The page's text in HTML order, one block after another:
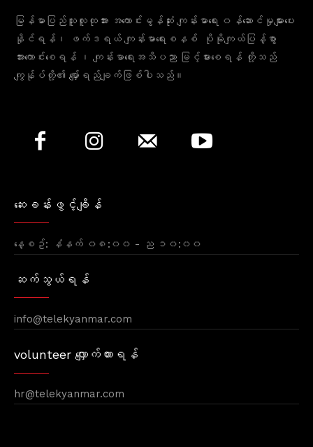
မြန်မာပြည်သူလူထုအား အကောင်းမွန်ဆုံး ကျန်းမာရေး ၀န်ဆောင်မှုများပေး
နိုင်ရန်၊ ဖက်ဒရယ် ကျန်းမာရေးစနစ် ပိုမိုကျယ်ပြန့်စွာ
အားကောင်းစေရန် ၊ ကျန်းမာရေးအသိပညာ မြင့်မားစေရန် တို့သည်
ကျွန်ုပ်တို့၏ မျှော်ရည်ချက်ဖြစ်ပါသည်။
ဆေးခန်းဖွင့်ချိန်
နေ့စဥ်: နံနက် ၀၈:၀၀ - ည ၁၀:၀၀
ဆက်သွယ်ရန်
info@telekyanmar.com
volunteer လျှောက်ထားရန်
hr@telekyanmar.com